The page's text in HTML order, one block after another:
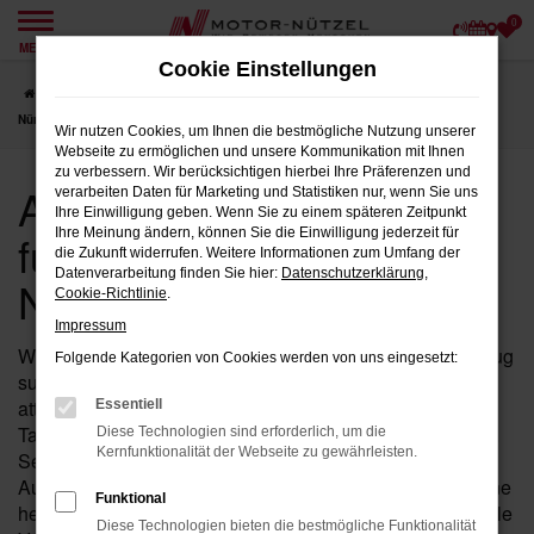
Zum
springen
MENÜ
0
Nürnberg bei Motor-Nützel
Audi Q2 Tageszulassung
für Nürnberg bei Motor-
Nützel
Wenn Sie in der Nähe von Nürnberg nach einem Fahrzeug
suchen, das die Vorteile eines Neuwagens mit einem
attraktiven Preis kombiniert, ist der Q2 von Audi mit
Tageszulassung bei Motor-Nützel die ideale Wahl für Sie.
Seit über 90 Jahren sind wir Ihr zuverlässiges Audi
Autohaus in der Nähe von Nürnberg und bieten Ihnen eine
hervorragende Auswahl an Q2 Tageszulassungen, die alle
Cookie Einstellungen
Wir nutzen Cookies, um Ihnen die bestmögliche Nutzung unserer
Webseite zu ermöglichen und unsere Kommunikation mit Ihnen
zu verbessern. Wir berücksichtigen hierbei Ihre Präferenzen und
verarbeiten Daten für Marketing und Statistiken nur, wenn Sie uns
Ihre Einwilligung geben. Wenn Sie zu einem späteren Zeitpunkt
Ihre Meinung ändern, können Sie die Einwilligung jederzeit für
die Zukunft widerrufen. Weitere Informationen zum Umfang der
Datenverarbeitung finden Sie hier: Datenschutzerklärung,
Cookie-Richtlinie.
Impressum
Folgende Kategorien von Cookies werden von uns eingesetzt:
Essentiell
Diese Technologien sind erforderlich, um die
Kernfunktionalität der Webseite zu gewährleisten.
Funktional
Diese Technologien bieten die bestmögliche Funktionalität